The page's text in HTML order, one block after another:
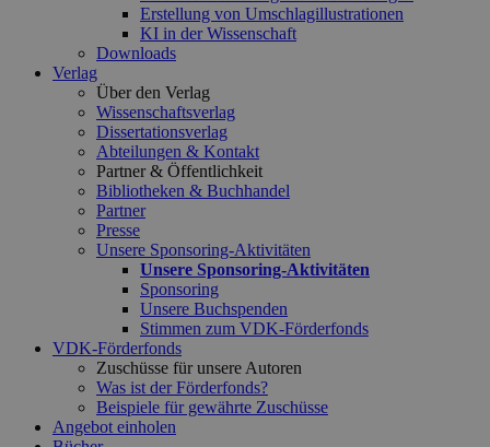
Erstellung von Umschlagillustrationen
KI in der Wissenschaft
Downloads
Verlag
Über den Verlag
Wissenschaftsverlag
Dissertationsverlag
Abteilungen & Kontakt
Partner & Öffentlichkeit
Bibliotheken & Buchhandel
Partner
Presse
Unsere Sponsoring-Aktivitäten
Unsere Sponsoring-Aktivitäten
Sponsoring
Unsere Buchspenden
Stimmen zum VDK-Förderfonds
VDK-Förderfonds
Zuschüsse für unsere Autoren
Was ist der Förderfonds?
Beispiele für gewährte Zuschüsse
Angebot einholen